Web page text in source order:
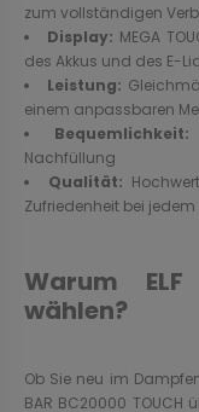
zum vollständigen
Display: MEGA
des Akkus und des E-
Leistung:
einem anpassbaren
Bequemlichkeit:
Nachfüllung
Qualität:
Zufriedenheit bei jedem
Warum ELF
wählen?
Ob Sie neu im
BAR BC20000